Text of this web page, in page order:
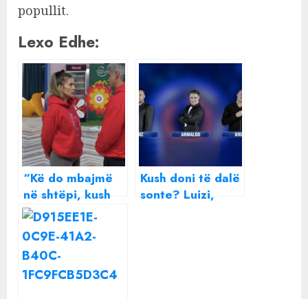
popullit.
Lexo Edhe:
“Kë do mbajmë
në shtëpi, kush
ka potencial”,
Olta dhe Qetsori
bëjnë plane
kunder Luizit
Kush doni të dalë
sonte? Luizi,